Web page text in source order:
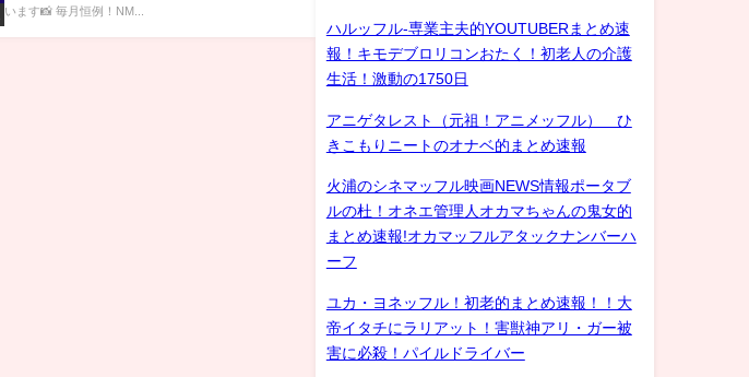
います📸 毎月恒例！NM...
ハルッフル-専業主夫的YOUTUBERまとめ速
報！キモデブロリコンおたく！初老人の介護
生活！激動の1750日
アニゲタレスト（元祖！アニメッフル） ひ
きこもりニートのオナベ的まとめ速報
火浦のシネマッフル映画NEWS情報ポータブ
ルの杜！オネエ管理人オカマちゃんの鬼女的
まとめ速報!オカマッフルアタックナンバーハ
ーフ
ユカ・ヨネッフル！初老的まとめ速報！！大
帝イタチにラリアット！害獣神アリ・ガー被
害に必殺！パイルドライバー